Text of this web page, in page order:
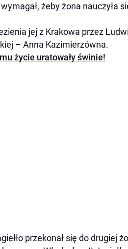
żeby żona nauczyła
jej z Krakowa przez
– Anna Kazimierzówna.
życie uratowały świnie!
przekonał się do drugiej